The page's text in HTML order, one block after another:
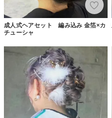
成人式ヘアセット 編み込み 金箔×カ
チューシャ